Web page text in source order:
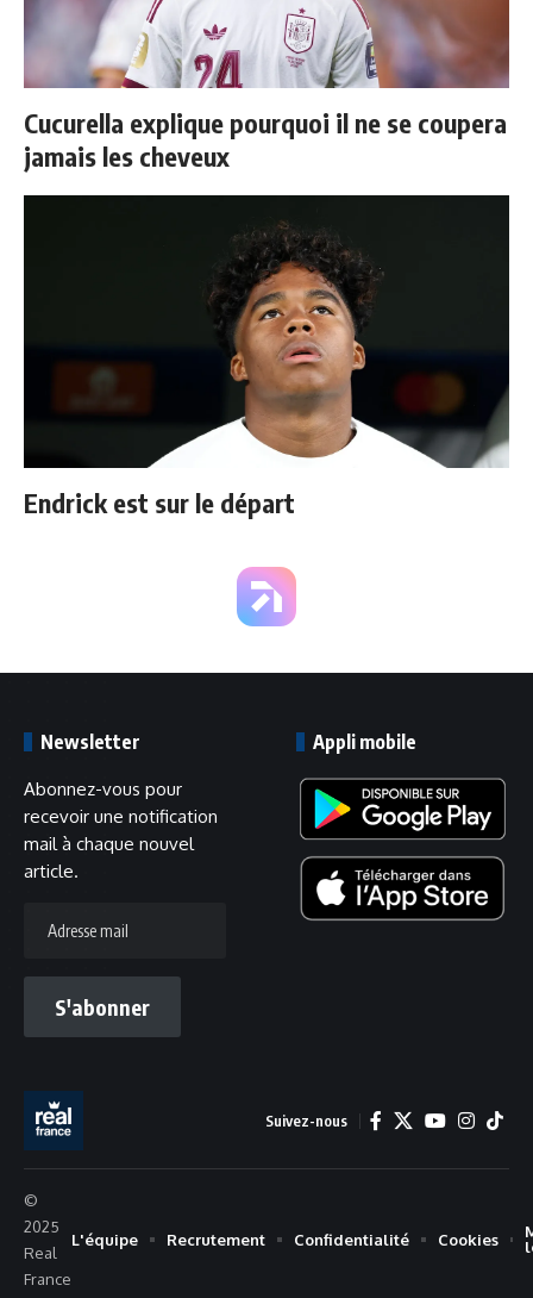
Cucurella explique pourquoi il ne se coupera
jamais les cheveux
Endrick est sur le départ
Newsletter
Abonnez-vous pour
recevoir une notification
mail à chaque nouvel
article.
mail
S'abonner
Appli mobile
Suivez-nous
©
2025
Real
France
L'équipe Recrutement Confidentialité Cookies